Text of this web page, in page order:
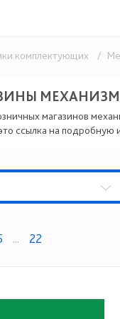
комплектующих /
магазинов
ссылка на
... 22